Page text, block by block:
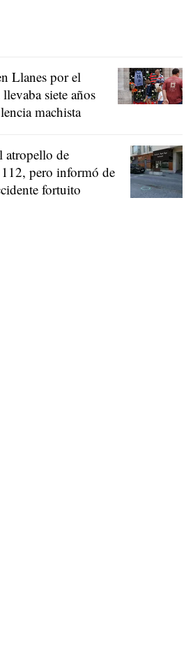
Llanes por el
siete años
machista
atropello de
pero informó de
fortuito